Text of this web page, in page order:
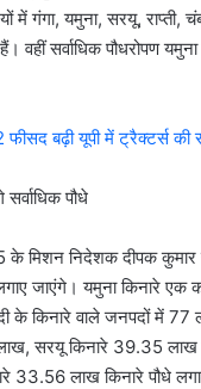
में गंगा, यमुना, सरयू, राप्ती,
वहीं सर्वाधिक पौधरोपण
बढ़ी यूपी में ट्रैक्टर्स की
पौधे
के मिशन निदेशक दीपक कुमार
जाएंगे। यमुना किनारे
के किनारे वाले जनपदों में 77
सरयू किनारे 39.35 लाख
33.56 लाख किनारे पौधे